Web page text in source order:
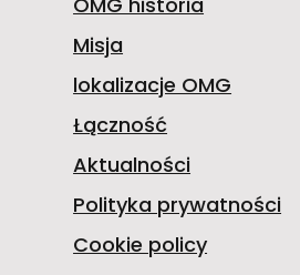
4
4
Misja
lokalizacje OMG
Łączność
Aktualności
Polityka prywatności
Cookie policy